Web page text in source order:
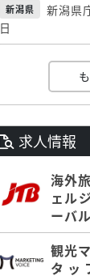
新潟県
新潟県
日
求人情報
海外
ェル
ーバ
観光
タッ